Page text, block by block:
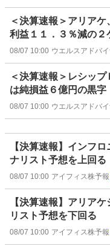
＜決算速報＞アリア
利益１１．３％減の２
08/07 10:00 ウエルスアドバ
＜決算速報＞レシッ
は純損益６億円の黒字
08/07 10:00 ウエルスアドバ
【決算速報】インフ
ナリスト予想を上回る
08/07 10:00 アイフィス株予報
【決算速報】アリア
リスト予想を下回る
08/07 10:00 アイフィス株予報